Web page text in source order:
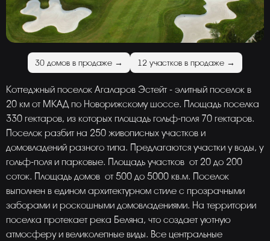
30 домов в продаже → 12 участков в продаже →
Коттеджный поселок Агаларов Эстейт - элитный поселок в
20 км от МКАД по Новорижскому шоссе. Площадь поселка
330 гектаров, из которых площадь гольф-поля 70 гектаров.
Поселок разбит на 250 живописных участков и
домовладений разного типа. Предлагаются участки у воды, у
гольф-поля и парковые. Площадь участков от 20 до 200
соток. Площадь домов от 500 до 5000 кв.м. Поселок
выполнен в едином архитектурном стиле с прозрачными
заборами и роскошными домовладениями. На территории
поселка протекает река Беляна, что создает уютную
атмосферу и великолепные виды. Все центральные